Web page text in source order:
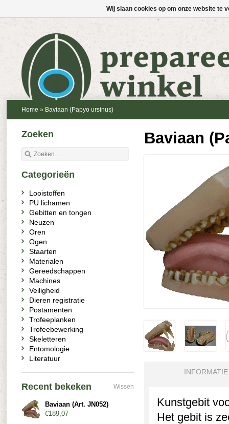
Home » Baviaan (Papyo ursinus)
Baviaan
INFORMATIE
Kunstgebit
Het gebit is
Zoeken
Categorieën
Looistoffen
PU lichamen
Gebitten en tongen
Neuzen
Oren
Ogen
Staarten
Materialen
Gereedschappen
Machines
Veiligheid
Dieren registratie
Postamenten
Trofeeplanken
Trofeebewerking
Skeletteren
Entomologie
Literatuur
Recent bekeken Wissen
Baviaan (Art. JN052)
€189,07
Wij slaan cookies op om onze website te